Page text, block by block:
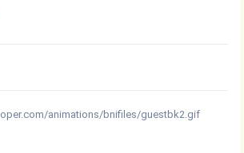
animations/bnifiles/guestbk2.gif